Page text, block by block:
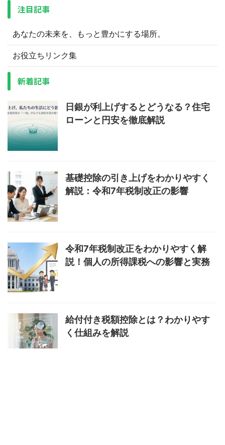
注目記事
あなたの未来を、もっと豊かにする場所。
お役立ちリンク集
新着記事
日銀が利上げするとどうなる？住宅
ローンと円安を徹底解説
基礎控除の引き上げをわかりやすく
解説：令和7年税制改正の影響
令和7年税制改正をわかりやすく解
説！個人の所得課税への影響と実務
給付付き税額控除とは？わかりやす
く仕組みを解説